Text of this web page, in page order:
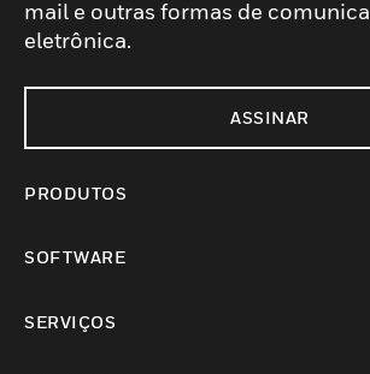
mail e outras formas de
eletrônica.
ASSINAR
PRODUTOS
SOFTWARE
SERVIÇOS